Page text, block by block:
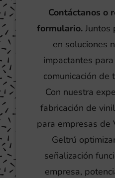
Contáctanos o
formulario.Juntos
en soluciones
impactantes
comunicación de
Con nuestra
fabricación de
para empresas de
Geltrú
señalización
empresa,